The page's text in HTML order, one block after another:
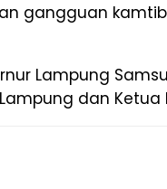
gangguan
Lampung
dan